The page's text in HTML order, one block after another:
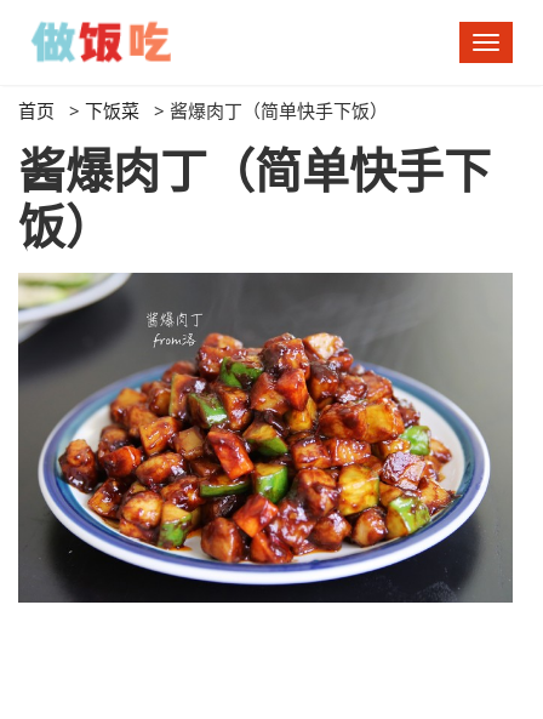
切
换
首页 > 下饭菜 > 酱爆肉丁（简单快手下饭）
酱爆肉丁（简单快手下
饭）